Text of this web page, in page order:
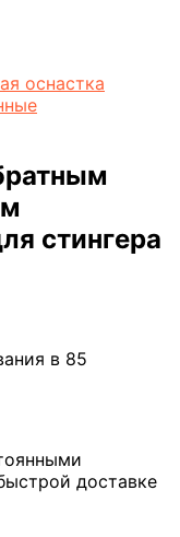
оснастка
стингера
в 85
доставке